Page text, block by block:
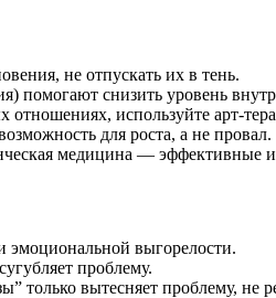
не отпускать их в тень.
помогают снизить уровень
отношениях, используйте арт-
для роста, а не провал.
медицина —
эмоциональной выгорелости.
проблему.
только вытесняет проблему, не